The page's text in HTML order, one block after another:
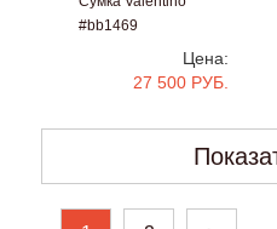
#bb1469
Цена:
27 500 РУБ.